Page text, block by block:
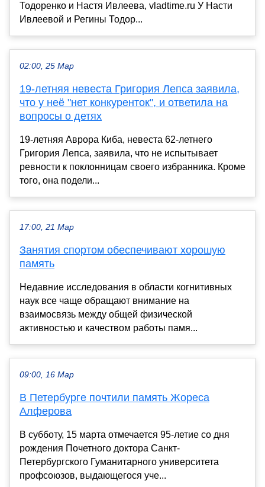
Тодоренко и Настя Ивлеева, vladtime.ru У Насти
Ивлеевой и Регины Тодор...
02:00, 25 Мар
19-летняя невеста Григория Лепса заявила,
что у неё "нет конкуренток", и ответила на
вопросы о детях
19-летняя Аврора Киба, невеста 62-летнего
Григория Лепса, заявила, что не испытывает
ревности к поклонницам своего избранника. Кроме
того, она подели...
17:00, 21 Мар
Занятия спортом обеспечивают хорошую
память
Недавние исследования в области когнитивных
наук все чаще обращают внимание на
взаимосвязь между общей физической
активностью и качеством работы памя...
09:00, 16 Мар
В Петербурге почтили память Жореса
Алферова
В субботу, 15 марта отмечается 95-летие со дня
рождения Почетного доктора Санкт-
Петербургского Гуманитарного университета
профсоюзов, выдающегося уче...